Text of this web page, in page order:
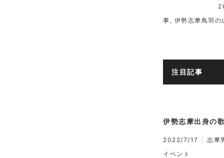
事 , 伊勢志摩鳥羽の
注目記事
伊勢志摩出身の
2022/7/17
志摩
イベント